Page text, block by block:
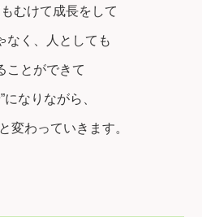
むけて成長をして
なく、人としても
ことができて
になりながら、
変わっていきます。